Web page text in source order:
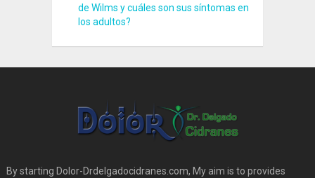
de Wilms y cuáles son sus síntomas en
los adultos?
By starting Dolor-Drdelgadocidranes.com, My aim is to provides